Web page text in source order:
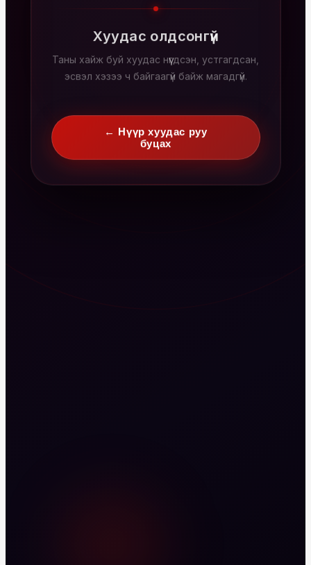
Хуудас олдсонгүй
Таны хайж буй хуудас нүүгдсэн, устгагдсан,
эсвэл хэзээ ч байгаагүй байж магадгүй.
← Нүүр хуудас руу
буцах